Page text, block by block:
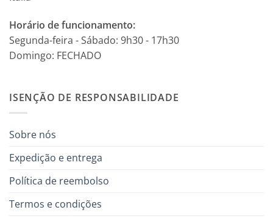
Horário de funcionamento:
Segunda-feira - Sábado: 9h30 - 17h30
Domingo: FECHADO
ISENÇÃO DE RESPONSABILIDADE
Sobre nós
Expedição e entrega
Política de reembolso
Termos e condições